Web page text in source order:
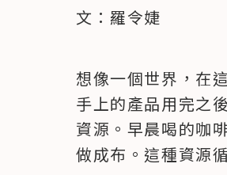
文：羅令婕
想像一個世界，在
手上的產品用完之
資源。早晨喝的咖
做成布。這種資源